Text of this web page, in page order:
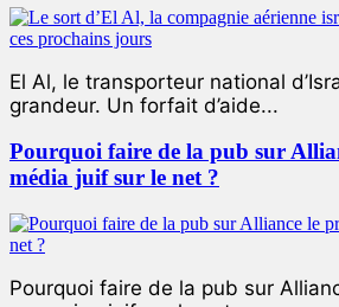
El Al, le transporteur national
grandeur. Un forfait d’aide...
Pourquoi faire de la pub sur
média juif sur le net ?
Pourquoi faire de la pub sur